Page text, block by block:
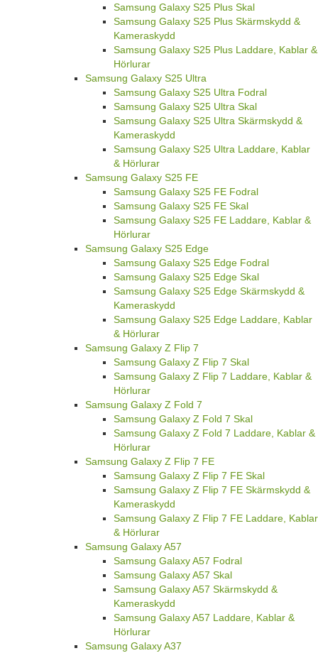
Samsung Galaxy S25 Plus Skal
Samsung Galaxy S25 Plus Skärmskydd &
Kameraskydd
Samsung Galaxy S25 Plus Laddare, Kablar &
Hörlurar
Samsung Galaxy S25 Ultra
Samsung Galaxy S25 Ultra Fodral
Samsung Galaxy S25 Ultra Skal
Samsung Galaxy S25 Ultra Skärmskydd &
Kameraskydd
Samsung Galaxy S25 Ultra Laddare, Kablar
& Hörlurar
Samsung Galaxy S25 FE
Samsung Galaxy S25 FE Fodral
Samsung Galaxy S25 FE Skal
Samsung Galaxy S25 FE Laddare, Kablar &
Hörlurar
Samsung Galaxy S25 Edge
Samsung Galaxy S25 Edge Fodral
Samsung Galaxy S25 Edge Skal
Samsung Galaxy S25 Edge Skärmskydd &
Kameraskydd
Samsung Galaxy S25 Edge Laddare, Kablar
& Hörlurar
Samsung Galaxy Z Flip 7
Samsung Galaxy Z Flip 7 Skal
Samsung Galaxy Z Flip 7 Laddare, Kablar &
Hörlurar
Samsung Galaxy Z Fold 7
Samsung Galaxy Z Fold 7 Skal
Samsung Galaxy Z Fold 7 Laddare, Kablar &
Hörlurar
Samsung Galaxy Z Flip 7 FE
Samsung Galaxy Z Flip 7 FE Skal
Samsung Galaxy Z Flip 7 FE Skärmskydd &
Kameraskydd
Samsung Galaxy Z Flip 7 FE Laddare, Kablar
& Hörlurar
Samsung Galaxy A57
Samsung Galaxy A57 Fodral
Samsung Galaxy A57 Skal
Samsung Galaxy A57 Skärmskydd &
Kameraskydd
Samsung Galaxy A57 Laddare, Kablar &
Hörlurar
Samsung Galaxy A37